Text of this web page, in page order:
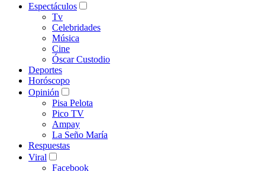
Espectáculos
Tv
Celebridades
Música
Cine
Óscar Custodio
Deportes
Horóscopo
Opinión
Pisa Pelota
Pico TV
Ampay
La Seño María
Respuestas
Viral
Facebook